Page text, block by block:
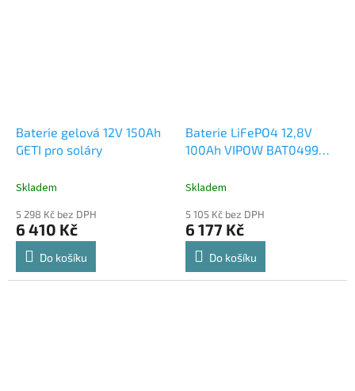
Baterie gelová 12V 150Ah
GETI pro soláry
Skladem
5 298 Kč bez DPH
6 410 Kč
Do košíku
Baterie LiFePO4 12,8V
100Ah VIPOW BAT0499
Skladem
5 105 Kč bez DPH
6 177 Kč
Do košíku